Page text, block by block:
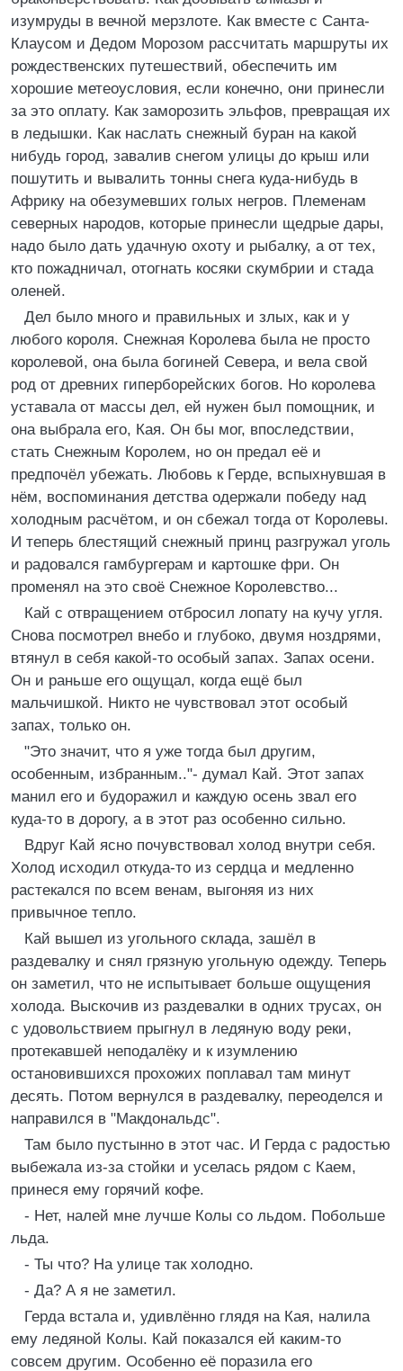
изумруды в вечной мерзлоте. Как вместе с Санта-
Клаусом и Дедом Морозом рассчитать маршруты их
рождественских путешествий, обеспечить им
хорошие метеоусловия, если конечно, они принесли
за это оплату. Как заморозить эльфов, превращая их
в ледышки. Как наслать снежный буран на какой
нибудь город, завалив снегом улицы до крыш или
пошутить и вывалить тонны снега куда-нибудь в
Африку на обезумевших голых негров. Племенам
северных народов, которые принесли щедрые дары,
надо было дать удачную охоту и рыбалку, а от тех,
кто пожадничал, отогнать косяки скумбрии и стада
оленей.
Дел было много и правильных и злых, как и у
любого короля. Снежная Королева была не просто
королевой, она была богиней Севера, и вела свой
род от древних гиперборейских богов. Но королева
уставала от массы дел, ей нужен был помощник, и
она выбрала его, Кая. Он бы мог, впоследствии,
стать Снежным Королем, но он предал её и
предпочёл убежать. Любовь к Герде, вспыхнувшая в
нём, воспоминания детства одержали победу над
холодным расчётом, и он сбежал тогда от Королевы.
И теперь блестящий снежный принц разгружал уголь
и радовался гамбургерам и картошке фри. Он
променял на это своё Снежное Королевство...
Кай с отвращением отбросил лопату на кучу угля.
Снова посмотрел внебо и глубоко, двумя ноздрями,
втянул в себя какой-то особый запах. Запах осени.
Он и раньше его ощущал, когда ещё был
мальчишкой. Никто не чувствовал этот особый
запах, только он.
"Это значит, что я уже тогда был другим,
особенным, избранным.."- думал Кай. Этот запах
манил его и будоражил и каждую осень звал его
куда-то в дорогу, а в этот раз особенно сильно.
Вдруг Кай ясно почувствовал холод внутри себя.
Холод исходил откуда-то из сердца и медленно
растекался по всем венам, выгоняя из них
привычное тепло.
Кай вышел из угольного склада, зашёл в
раздевалку и снял грязную угольную одежду. Теперь
он заметил, что не испытывает больше ощущения
холода. Выскочив из раздевалки в одних трусах, он
с удовольствием прыгнул в ледяную воду реки,
протекавшей неподалёку и к изумлению
остановившихся прохожих поплавал там минут
десять. Потом вернулся в раздевалку, переоделся и
направился в "Макдональдс".
Там было пустынно в этот час. И Герда с радостью
выбежала из-за стойки и уселась рядом с Каем,
принеся ему горячий кофе.
- Нет, налей мне лучше Колы со льдом. Побольше
льда.
- Ты что? На улице так холодно.
- Да? А я не заметил.
Герда встала и, удивлённо глядя на Кая, налила
ему ледяной Колы. Кай показался ей каким-то
совсем другим. Особенно её поразила его